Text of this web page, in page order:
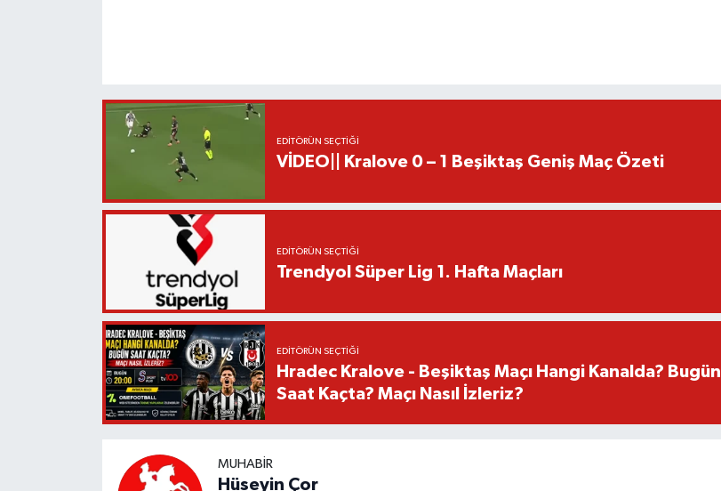
EDITÖRÜN SEÇTIĞI
VİDEO|| Kralove 0 – 1 Beşiktaş Geniş Maç Özeti
EDITÖRÜN SEÇTIĞI
Trendyol Süper Lig 1. Hafta Maçları
EDITÖRÜN SEÇTIĞI
Hradec Kralove - Beşiktaş Maçı Hangi Kanalda? Bugün
Saat Kaçta? Maçı Nasıl İzleriz?
MUHABIR
Hüseyin Çor